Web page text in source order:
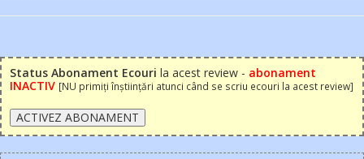
Status Abonament Ecouri la acest review - abonament
INACTIV [NU primiți înștiințări atunci când se scriu ecouri la acest review]